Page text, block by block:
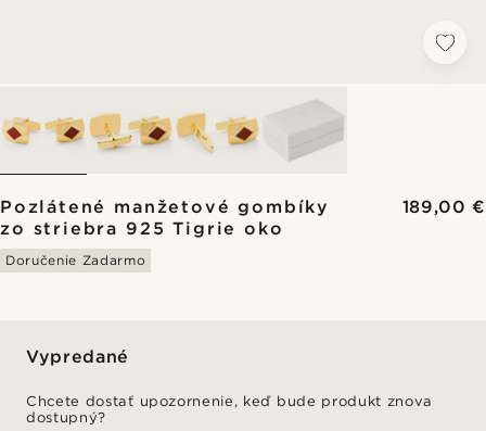
Pozlátené manžetové gombíky
zo striebra 925 Tigrie oko
189,00 €
Doručenie Zadarmo
Vypredané
Chcete dostať upozornenie, keď bude produkt znova
dostupný?